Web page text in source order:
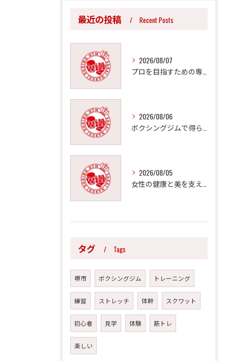
最近の投稿 Recent Posts
2026/08/07
2026/08/06
2026/08/05
タグ Tags
堺市 ボクシングジム トレーニング
練習 ストレッチ 体幹 スクワット
初心者 見学 体験 筋トレ
楽しい